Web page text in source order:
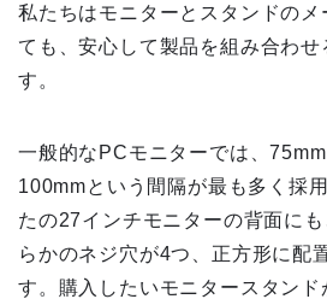
私たちはモニターとスタンドのメ
ても、安心して製品を組み合わ
す。
一般的なPCモニターでは、
100mmという間隔が最も多く採
たの27インチモニターの背面に
らかのネジ穴が4つ、正方形に配
す。購入したいモニタースタンド